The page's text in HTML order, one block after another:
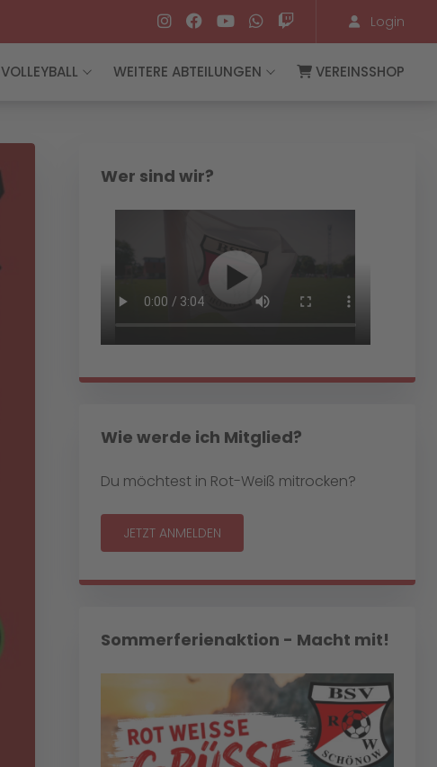
Login
VOLLEYBALL WEITERE ABTEILUNGEN VEREINSSHOP
Wer sind wir?
Wie werde ich Mitglied?
Du möchtest in Rot-Weiß mitrocken?
JETZT ANMELDEN
Sommerferienaktion - Macht mit!